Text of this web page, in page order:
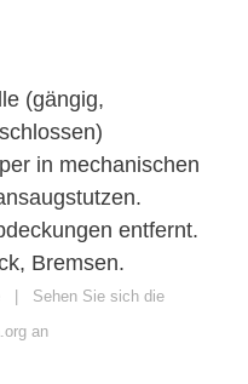
(gängig,
in mechanischen
entfernt.
Bremsen.
| Sehen Sie sich die
an